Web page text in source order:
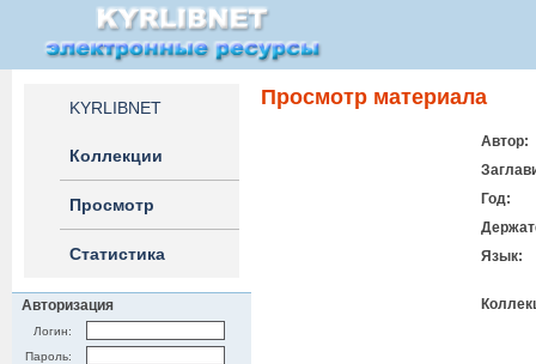
KYRLIBNET
Коллекции
Просмотр
Статистика
Авторизация
Логин:
Пароль:
Просмотр материала
Автор:
Год:
Язык: